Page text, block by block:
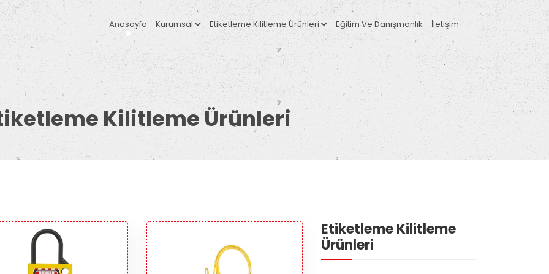
Anasayfa Kurumsal Etiketleme Kilitleme Ürünleri Eğitim Ve Danışmanlık İletişim
Kilitleme Ürünleri
Etiketleme Kilitleme
Ürünleri